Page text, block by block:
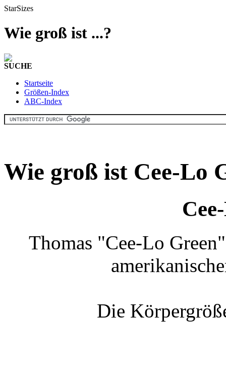
StarSizes
Wie groß ist ...?
SUCHE
Startseite
Größen-Index
ABC-Index
Wie groß ist Cee-Lo
Thomas "Cee-Lo
Die